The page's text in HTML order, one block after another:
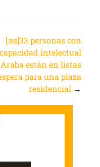
[:es]33 personas con
intelectual
están en listas
para una plaza
residencial →